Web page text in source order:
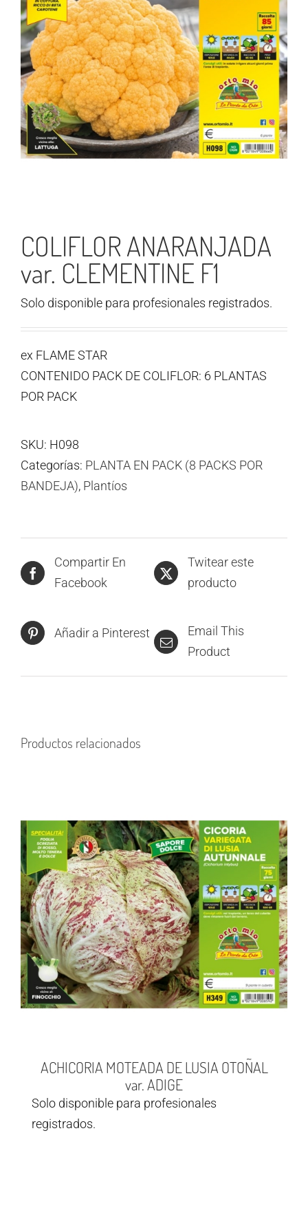
COLIFLOR ANARANJADA
var. CLEMENTINE F1
Solo disponible para profesionales registrados.
ex FLAME STAR
CONTENIDO PACK DE COLIFLOR: 6 PLANTAS
POR PACK
SKU: H098
Categorías: PLANTA EN PACK (8 PACKS POR
BANDEJA), Plantíos
Compartir En
Facebook
Twitear este
producto
Añadir a Pinterest
Email This
Product
Productos relacionados
ACHICORIA MOTEADA DE LUSIA OTOÑAL
var. ADIGE
Solo disponible para profesionales
registrados.